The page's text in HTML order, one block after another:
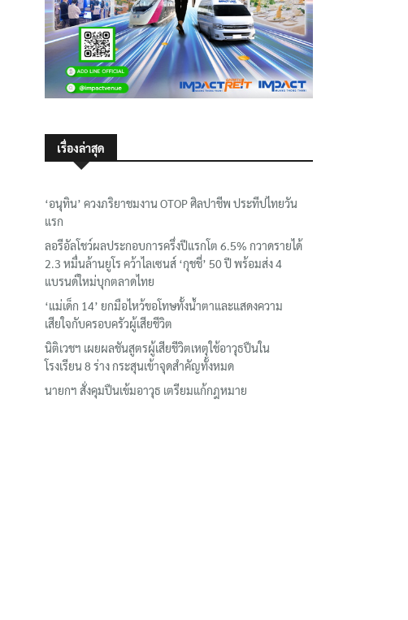
เรื่องล่าสุด
‘อนุทิน’ ควงภริยาชมงาน OTOP ศิลปาชีพ ประทีปไทยวัน
แรก
ลอรีอัลโชว์ผลประกอบการครึ่งปีแรกโต 6.5% กวาดรายได้
2.3 หมื่นล้านยูโร คว้าไลเซนส์ ‘กุชชี่’ 50 ปี พร้อมส่ง 4
แบรนด์ใหม่บุกตลาดไทย
‘แม่เด็ก 14’ ยกมือไหว้ขอโทษทั้งน้ำตาและแสดงความ
เสียใจกับครอบครัวผู้เสียชีวิต
นิติเวชฯ เผยผลชันสูตรผู้เสียชีวิตเหตุใช้อาวุธปืนใน
โรงเรียน 8 ร่าง กระสุนเข้าจุดสำคัญทั้งหมด
นายกฯ สั่งคุมปืนเข้มอาวุธ เตรียมแก้กฎหมาย